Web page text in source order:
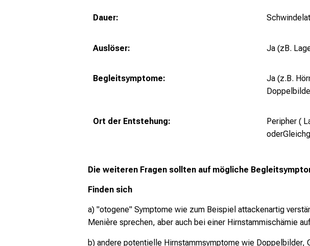
Dauer:
Auslöser: Ja (zB.
Begleitsymptome: Ja (z.B.
Ort der Entstehung:
Peripher (
Die weiteren Fragen sollten auf mögliche
Finden sich
a) "otogene" Symptome wie zum Beispiel attackenartig
Menière sprechen, aber auch bei einer Hirnstammischämie
b) andere potentielle Hirnstammsymptome wie